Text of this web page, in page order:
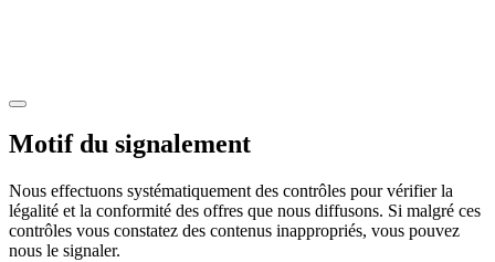
Motif du signalement
Nous effectuons systématiquement des contrôles pour vérifier la
légalité et la conformité des offres que nous diffusons. Si malgré ces
contrôles vous constatez des contenus inappropriés, vous pouvez
nous le signaler.